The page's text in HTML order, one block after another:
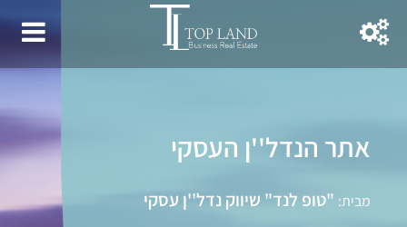
אתר הנדל''ן העסקי
מבית: "טופ לנד" שיווק נדל''ן עסקי